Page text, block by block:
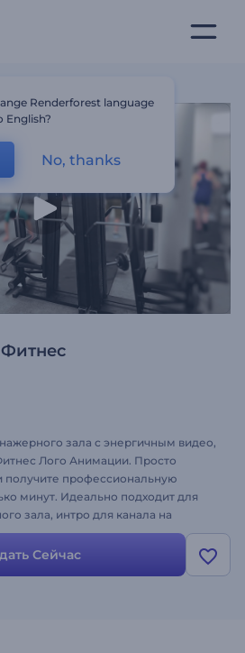
зала с энергичным видео,
Лого Анимации. Просто
получите профессиональную
минут. Идеально подходит для
зала, интро для канала на
фитнес-объявлений и многого
сейчас, мотивируйтесь и
Сейчас
Renderforest language
English?
No, thanks